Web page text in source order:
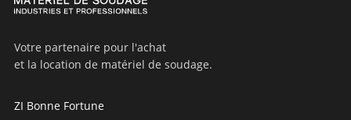
Votre partenaire pour l'achat
et la location de matériel de soudage.
ZI Bonne Fortune